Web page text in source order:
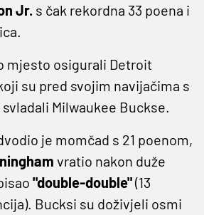
Jr. s čak rekordna 33 poena i
mjesto osigurali Detroit
su pred svojim navijačima s
svladali Milwaukee Buckse.
je momčad s 21 poenom,
vratio nakon duže
"double-double"(13
Bucksi su doživjeli osmi